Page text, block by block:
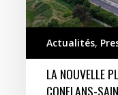
Actualités,
LA NOUVELLE
CONFLANS-